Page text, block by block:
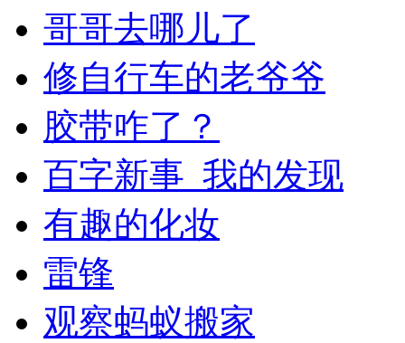
哥哥去哪儿了
修自行车的老爷爷
胶带咋了？
百字新事_我的发现
有趣的化妆
雷锋
观察蚂蚁搬家